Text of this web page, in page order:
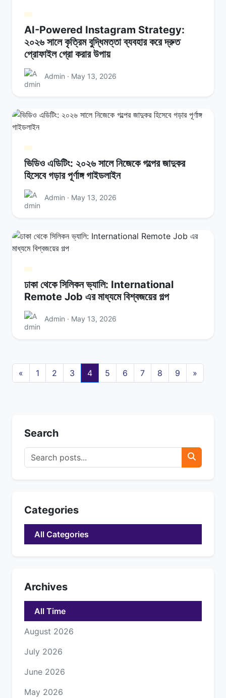
AI-Powered Instagram Strategy:
২০২৬ সালে কৃত্রিম বুদ্ধিমত্তা ব্যবহার করে দ্রুত
প্রোফাইল গ্রো করার উপায়
Admin · May 13, 2026
ভিডিও এডিটিং: ২০২৬ সালে নিজেকে গল্পের জাদুকর
হিসেবে গড়ার পূর্ণাঙ্গ গাইডলাইন
Admin · May 13, 2026
ঢাকা থেকে সিলিকন ভ্যালি: International
Remote Job এর মাধ্যমে বিশ্বজয়ের গল্প
Admin · May 13, 2026
« 1 2 3 4 5 6 7 8 9 »
Search
Categories
All Categories
Archives
All Time
August 2026
July 2026
June 2026
May 2026